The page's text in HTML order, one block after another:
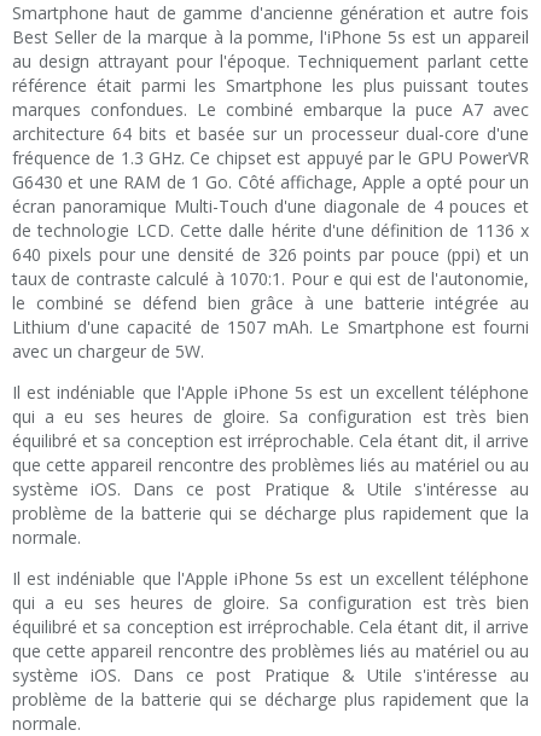
Smartphone haut de gamme d'ancienne génération et autre fois
Best Seller de la marque à la pomme, l'iPhone 5s est un appareil
au design attrayant pour l'époque. Techniquement parlant cette
référence était parmi les Smartphone les plus puissant toutes
marques confondues. Le combiné embarque la puce A7 avec
architecture 64 bits et basée sur un processeur dual-core d'une
fréquence de 1.3 GHz. Ce chipset est appuyé par le GPU PowerVR
G6430 et une RAM de 1 Go. Côté affichage, Apple a opté pour un
écran panoramique Multi-Touch d'une diagonale de 4 pouces et
de technologie LCD. Cette dalle hérite d'une définition de 1136 x
640 pixels pour une densité de 326 points par pouce (ppi) et un
taux de contraste calculé à 1070:1. Pour e qui est de l'autonomie,
le combiné se défend bien grâce à une batterie intégrée au
Lithium d'une capacité de 1507 mAh. Le Smartphone est fourni
avec un chargeur de 5W.
Il est indéniable que l'Apple iPhone 5s est un excellent téléphone
qui a eu ses heures de gloire. Sa configuration est très bien
équilibré et sa conception est irréprochable. Cela étant dit, il arrive
que cette appareil rencontre des problèmes liés au matériel ou au
système iOS. Dans ce post Pratique & Utile s'intéresse au
problème de la batterie qui se décharge plus rapidement que la
normale.
Il est indéniable que l'Apple iPhone 5s est un excellent téléphone
qui a eu ses heures de gloire. Sa configuration est très bien
équilibré et sa conception est irréprochable. Cela étant dit, il arrive
que cette appareil rencontre des problèmes liés au matériel ou au
système iOS. Dans ce post Pratique & Utile s'intéresse au
problème de la batterie qui se décharge plus rapidement que la
normale.